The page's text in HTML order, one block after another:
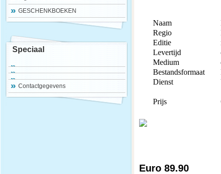
GESCHENKBOEKEN
Speciaal
Contactgegevens
Naam
Regio
Editie
Levertijd
Medium
Bestandsformaat
Dienst
Prijs
Euro 89.90